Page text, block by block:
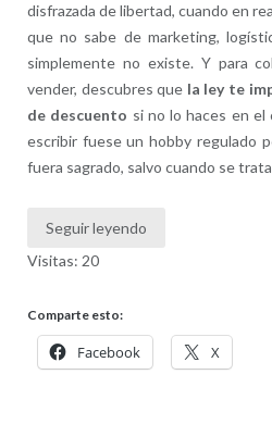
disfrazada de libertad, cuando en
que no sabe de marketing,
simplemente no existe. Y para
vender, descubres que la ley te
de descuento si no lo haces en
escribir fuese un hobby regulado
fuera sagrado, salvo cuando se
Seguir leyendo
Visitas: 20
Comparte esto:
Facebook X